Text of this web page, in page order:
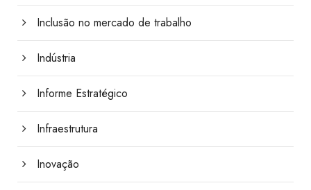
Inclusão no mercado de trabalho
Indústria
Informe Estratégico
Infraestrutura
Inovação